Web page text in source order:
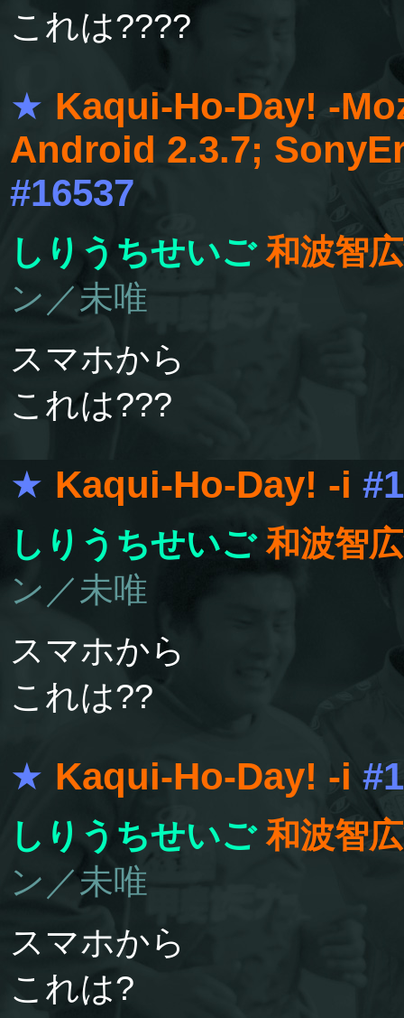
これは????
★ Kaqui-Ho-Day! -
Android 2.3.7;
#16537
しりうちせいご 和波智
ン／未唯
スマホから
これは???
★ Kaqui-Ho-Day! -i
しりうちせいご 和波智
ン／未唯
スマホから
これは??
★ Kaqui-Ho-Day! -i
しりうちせいご 和波智
ン／未唯
スマホから
これは?